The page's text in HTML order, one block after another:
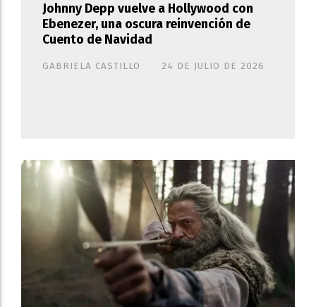
Johnny Depp vuelve a Hollywood con
Ebenezer, una oscura reinvención de
Cuento de Navidad
GABRIELA CASTILLO 24 DE JULIO DE 2026